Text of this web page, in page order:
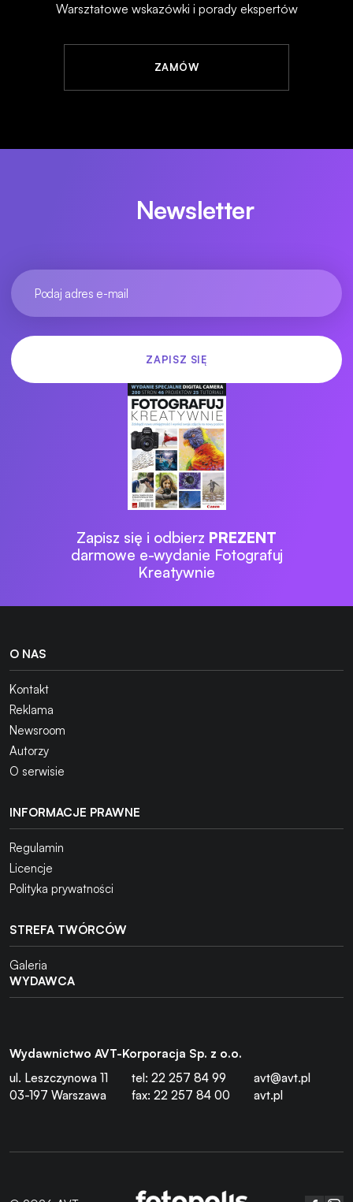
Warsztatowe wskazówki i porady ekspertów
ZAMÓW
Newsletter
Zapisz się i odbierz PREZENT
darmowe e-wydanie Fotografuj
Kreatywnie
O NAS
Kontakt
Reklama
Newsroom
Autorzy
O serwisie
INFORMACJE PRAWNE
Regulamin
Licencje
Polityka prywatności
STREFA TWÓRCÓW
Galeria
WYDAWCA
Wydawnictwo AVT-Korporacja Sp. z o.o.
ul. Leszczynowa 11
03-197 Warszawa
tel: 22 257 84 99
fax: 22 257 84 00
avt@avt.pl
avt.pl